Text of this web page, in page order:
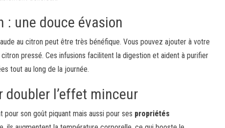
une douce évasion
au citron peut être très bénéfique. Vous pouvez ajouter à votre
pressé. Ces infusions facilitent la digestion et aident à purifier
tout au long de la journée.
l’effet minceur
son goût piquant mais aussi pour ses propriétés